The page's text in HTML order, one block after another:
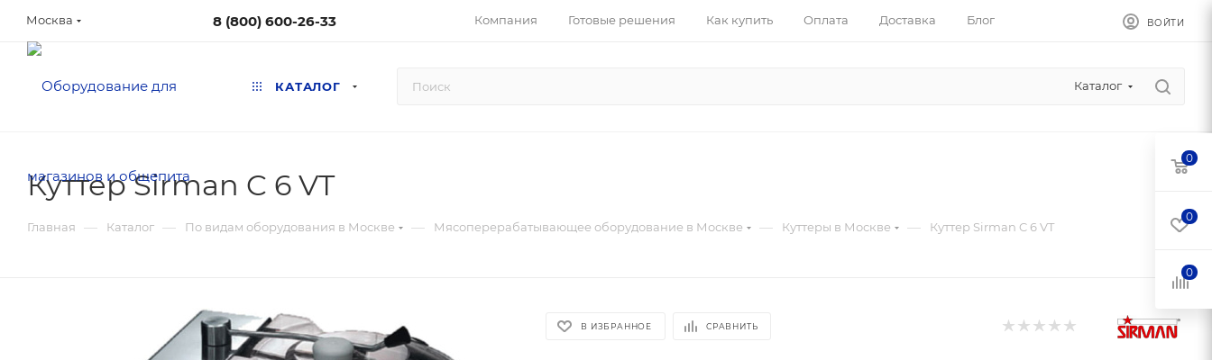
Москва 8 (800) 600-26-33 Компания Готовые решения Как купить Оплата Доставка Блог ВОЙТИ
КАТАЛОГ Каталог
Куттер Sirman C 6 VT
Главная — Каталог — По видам оборудования в Москве — Мясоперерабатывающее оборудование в Москве — Куттеры в Москве — Куттер Sirman C 6 VT
В ИЗБРАННОЕ СРАВНИТЬ
0
0
0